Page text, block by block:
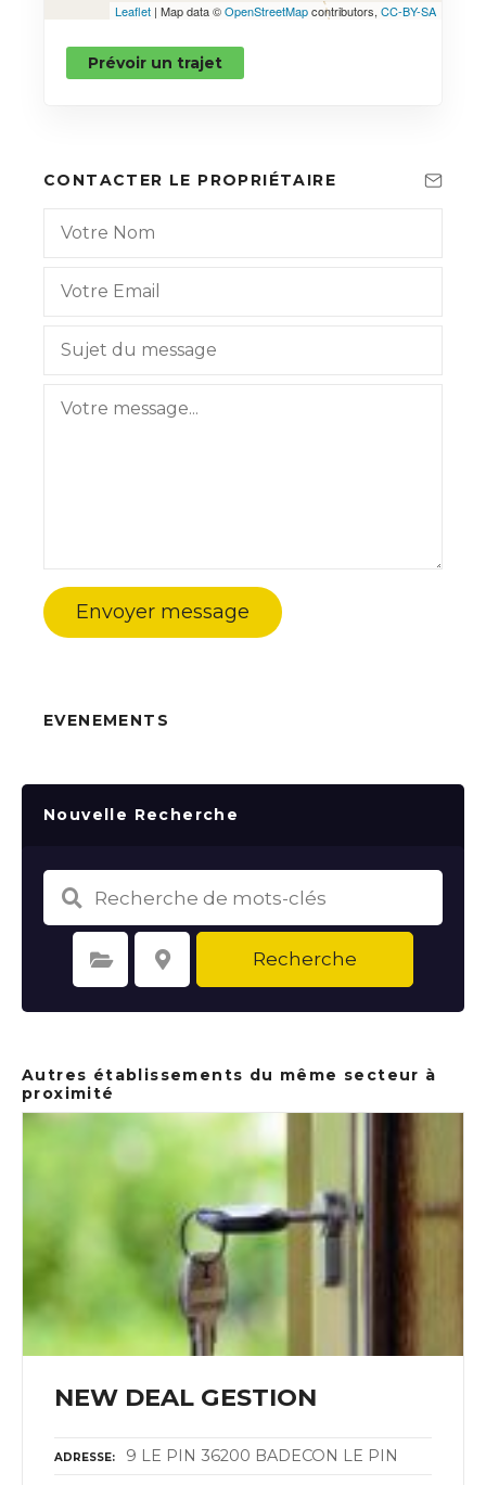
Leaflet | Map data ©OpenStreetMapcontributors, CC-BY-SA
Prévoir un trajet
CONTACTER LE PROPRIÉTAIRE
Envoyer message
EVENEMENTS
Nouvelle Recherche
Sélectionnez une catégorie Sélectionnez le lieu Recherche
Autres établissements du même secteur à
proximité
NEW DEAL GESTION
ADRESSE 9 LE PIN 36200 BADECON LE PIN